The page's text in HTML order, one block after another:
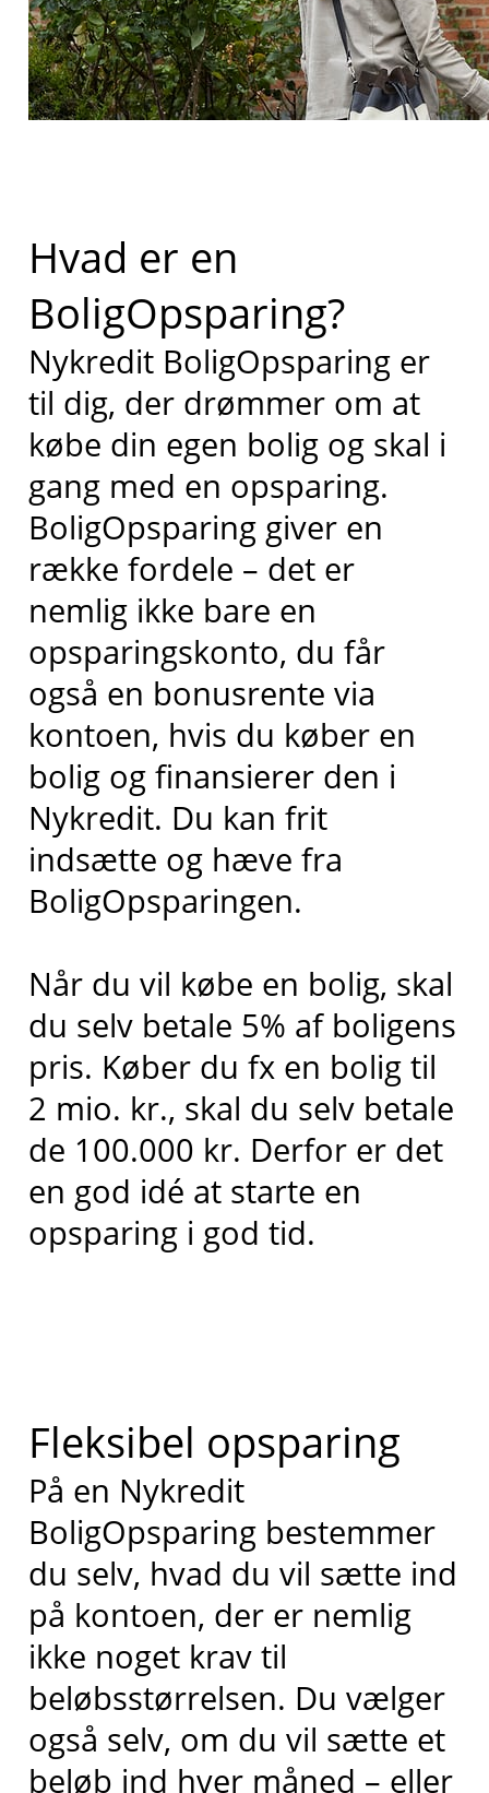
Hvad er en
BoligOpsparing?
Nykredit BoligOpsparing er
til dig, der drømmer om at
købe din egen bolig og skal i
gang med en opsparing.
BoligOpsparing giver en
række fordele – det er
nemlig ikke bare en
opsparingskonto, du får
også en bonusrente via
kontoen, hvis du køber en
bolig og finansierer den i
Nykredit. Du kan frit
indsætte og hæve fra
BoligOpsparingen.
Når du vil købe en bolig, skal
du selv betale 5% af boligens
pris. Køber du fx en bolig til
2 mio. kr., skal du selv betale
de 100.000 kr. Derfor er det
en god idé at starte en
opsparing i god tid.
Fleksibel opsparing
På en Nykredit
BoligOpsparing bestemmer
du selv, hvad du vil sætte ind
på kontoen, der er nemlig
ikke noget krav til
beløbsstørrelsen. Du vælger
også selv, om du vil sætte et
beløb ind hver måned – eller